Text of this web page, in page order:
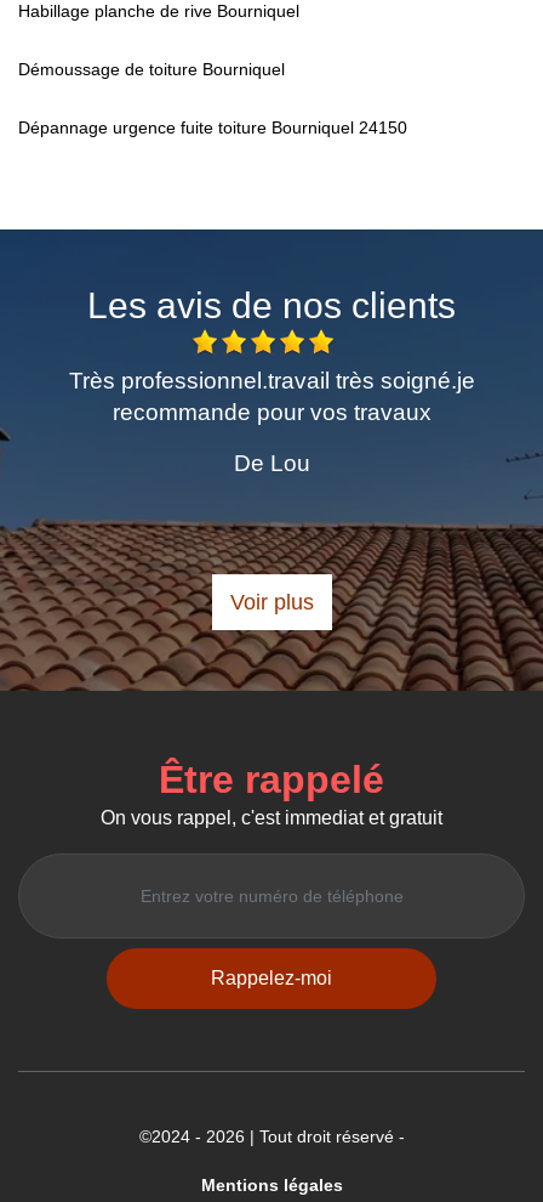
Habillage planche de rive Bourniquel
Démoussage de toiture Bourniquel
Dépannage urgence fuite toiture Bourniquel 24150
Les avis de nos clients
Très professionnel.travail très soigné.je
recommande pour vos travaux
De Lou
Voir plus
Être rappelé
On vous rappel, c'est immediat et gratuit
©2024 - 2026 | Tout droit réservé -
Mentions légales